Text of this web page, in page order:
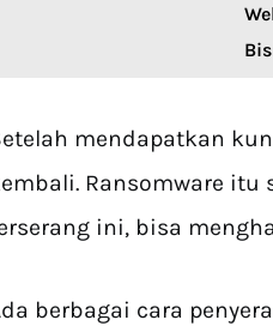
mendapatkan
Ransomware itu
ini, bisa
berbagai cara